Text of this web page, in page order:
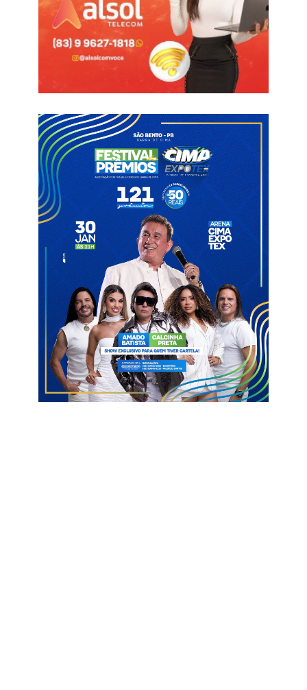
sendo feito. Quando terminou o jogo, os jogadores estavam
brigando entre eles por ter sofrido gol e a minha função era
acalmar, dizer que já foi e concentrar para os pênaltis. Tinha
que trazer eles novamente para o jogo, estavam muito
dispersos e conseguimos. Tanto que todos os pênaltis foram
muito bem batidos”, afirmou o treinador em entrevista ao PB
Muito a frustração citada pelo técnico passa também pela
postura do Treze no primeiro tempo. De acordo com Waguinho
Dias, a equipe sentiu a pressão do jogo decisivo, porém
destacou o aprendizado que o confronto com o Altos deixa
para o elenco.
“Nosso time sentiu a pressão e não conseguiu reagir e jogar o
que vinha jogando. No intervalo, consegui por eles no jogo,
tanto que fizemos o gol aos cinco minutos. As trocas não
surtiram efeito, eles não conseguiu segurar a bola aqui na
frente. Assim originaram os dois gols do Altos. Se faltava uma
casca para esse time, foi hoje. Isso aí vai servir para uma união
muito maior. Foi importante para eles”, destacou.
Treze na Série D